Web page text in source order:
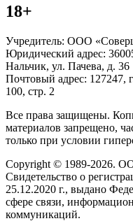
18+
Учредитель: ООО
Юридический адрес:
Нальчик, ул. Пачева, д. 36
Почтовый адрес: 127247,
100, стр. 2
Все права защищены.
материалов запрещено,
только при условии
Copyright © 1989-2026.
Свидетельство о
25.12.2020 г., выдано
сфере связи,
коммуникаций.